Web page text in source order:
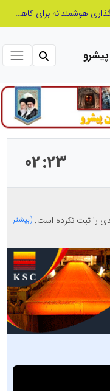
مدارس فردا
02 23
را ثبت نکرده است. (بیشتر